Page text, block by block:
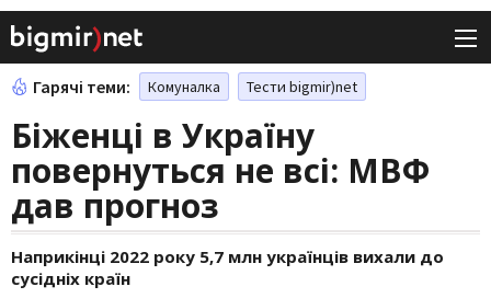
Гарячі теми: Комуналка Тести bigmir)net
Біженці в Україну
повернуться не всі: МВФ
дав прогноз
Наприкінці 2022 року 5,7 млн українців вихали до
сусідніх країн